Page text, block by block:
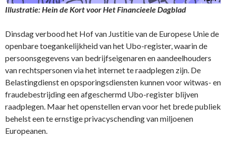
Illustratie: Hein de Kort voor Het Financieele Dagblad
Dinsdag verbood het Hof van Justitie van de Europese Unie de
openbare toegankelijkheid van het Ubo-register, waarin de
persoonsgegevens van bedrijfseigenaren en aandeelhouders
van rechtspersonen via het internet te raadplegen zijn. De
Belastingdienst en opsporingsdiensten kunnen voor witwas- en
fraudebestrijding een afgeschermd Ubo-register blijven
raadplegen. Maar het openstellen ervan voor het brede publiek
behelst een te ernstige privacyschending van miljoenen
Europeanen.